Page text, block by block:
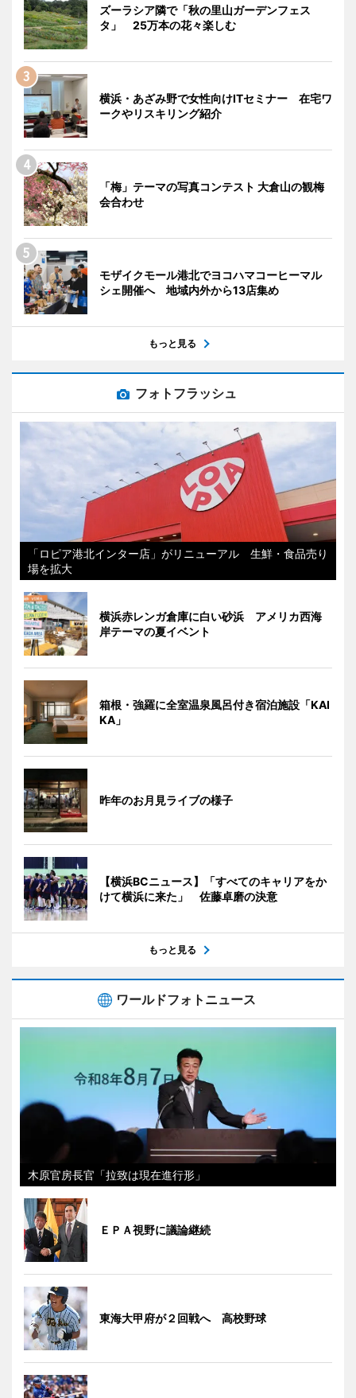
ズーラシア隣で「秋の里山ガーデンフェス
タ」 25万本の花々楽しむ
横浜・あざみ野で女性向けITセミナー 在宅ワ
ークやリスキリング紹介
「梅」テーマの写真コンテスト 大倉山の観梅
会合わせ
モザイクモール港北でヨコハマコーヒーマル
シェ開催へ 地域内外から13店集め
もっと見る
フォトフラッシュ
「ロピア港北インター店」がリニューアル 生鮮・食品売り
場を拡大
横浜赤レンガ倉庫に白い砂浜 アメリカ西海
岸テーマの夏イベント
箱根・強羅に全室温泉風呂付き宿泊施設「KAI
KA」
昨年のお月見ライブの様子
【横浜BCニュース】「すべてのキャリアをか
けて横浜に来た」 佐藤卓磨の決意
もっと見る
ワールドフォトニュース
木原官房長官「拉致は現在進行形」
ＥＰＡ視野に議論継続
東海大甲府が２回戦へ 高校野球